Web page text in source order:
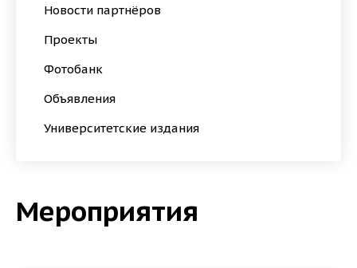
В АСПИРАНТУРУ
Новости партнёров
Проекты
Фотобанк
Объявления
Университетские издания
Мероприятия